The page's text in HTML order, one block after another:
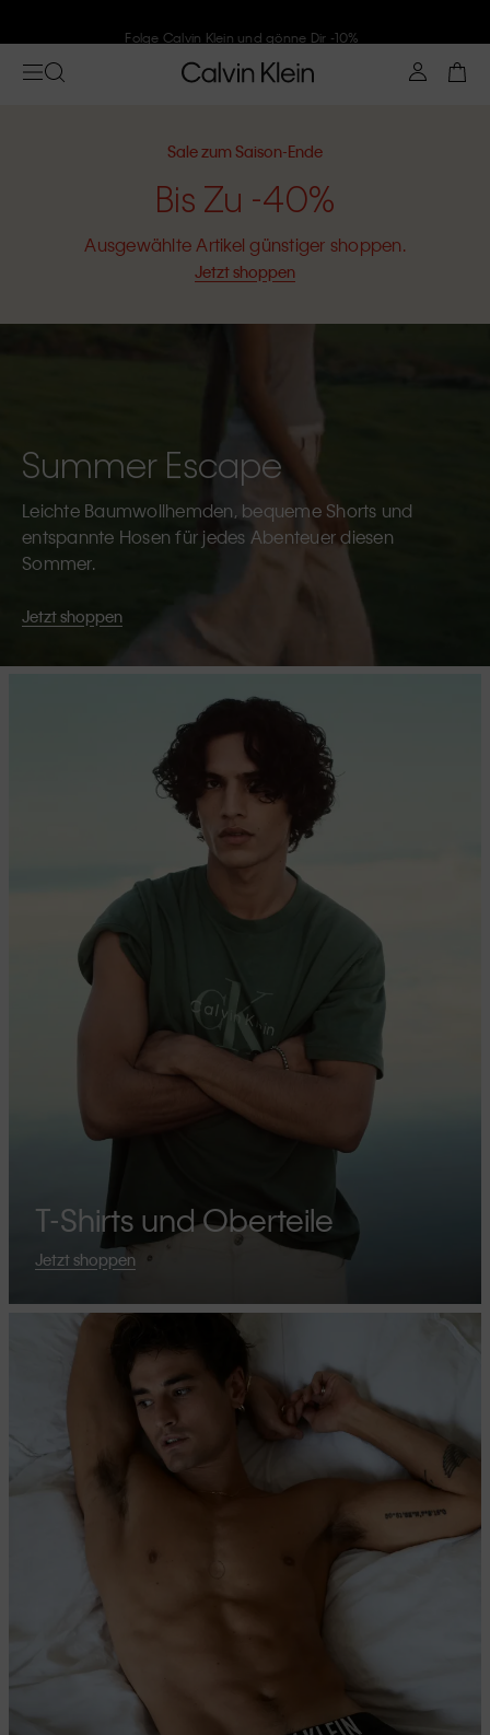
Sale zum Saison-Ende
Bis Zu -40%
Ausgewählte Artikel günstiger shoppen.
Jetzt shoppen
Summer Escape
Leichte Baumwollhemden, bequeme Shorts und
entspannte Hosen für jedes Abenteuer diesen
Sommer.
Jetzt shoppen
T-Shirts und Oberteile
Jetzt shoppen